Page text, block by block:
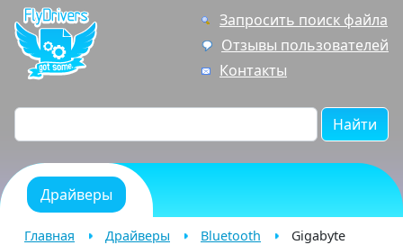
Запросить поиск файла
Отзывы пользователей
Контакты
Найти
Драйверы
Главная Драйверы Bluetooth Gigabyte